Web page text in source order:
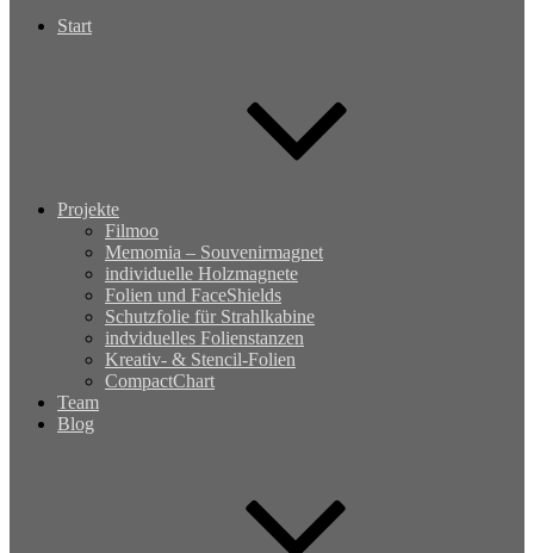
Start
Projekte
Filmoo
Memomia – Souvenirmagnet
individuelle Holzmagnete
Folien und FaceShields
Schutzfolie für Strahlkabine
indviduelles Folienstanzen
Kreativ- & Stencil-Folien
CompactChart
Team
Blog